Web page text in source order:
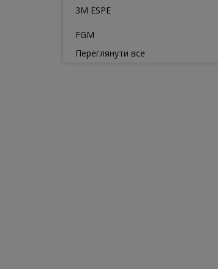
3M ESPE
FGM
Переглянути все